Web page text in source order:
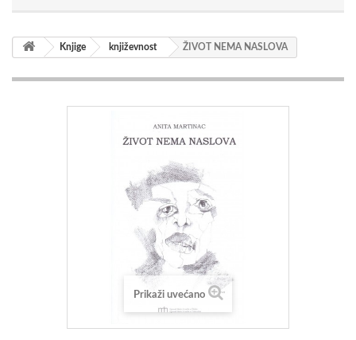
Knjige književnost ŽIVOT NEMA NASLOVA
Prikaži uvećano